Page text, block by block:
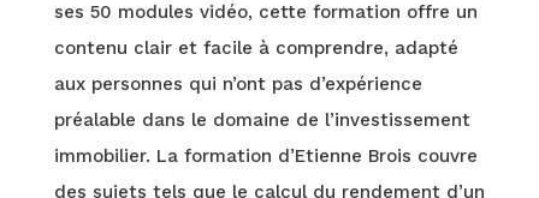
ses 50 modules vidéo, cette formation offre un
contenu clair et facile à comprendre, adapté
aux personnes qui n’ont pas d’expérience
préalable dans le domaine de l’investissement
immobilier. La formation d’Etienne Brois couvre
des sujets tels que le calcul du rendement d’un